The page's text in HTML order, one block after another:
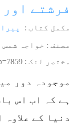
فرشتے
مکمل کتاب :
مصنف : خواجہ
مختصر لنک :
موجودہ دور
ہے کہ اب اس
دنیا کے